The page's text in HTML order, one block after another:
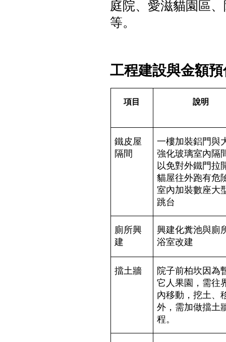
庭院、愛滋貓園區
等。
工程建設與金額
項目 說明
鐵皮屋
隔間
一樓加裝鋁門與
強化玻璃室內隔
以免對外鐵門拉
貓屋往外跑有危
室內加裝數座大
跳台
廁所興
建
興建化糞池與廁
浴室改建
擋土牆
院子前柏坎因為
它人果園，需往
內移動，挖土、
外，需加做擋土
程。